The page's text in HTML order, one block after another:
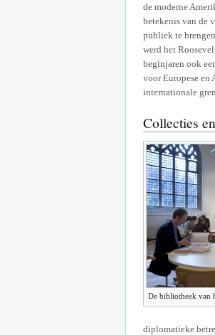
de moderne
betekenis van de
publiek te
werd het
beginjaren ook
voor Europese en
internationale
Collecties
De bibliotheek van
diplomatieke